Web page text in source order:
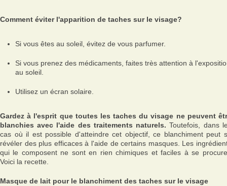
Comment éviter l'apparition de taches sur le visage?
Si vous êtes au soleil, évitez de vous parfumer.
Si vous prenez des médicaments, faites très attention à
au soleil.
Utilisez un écran solaire.
Gardez à l'esprit que toutes les taches du visage ne peuvent
blanchies avec l'aide des traitements naturels. Toutefois, dans
cas où il est possible d'atteindre cet objectif, ce blanchiment peut
révéler des plus efficaces à l'aide de certains masques. Les
qui le composent ne sont en rien chimiques et faciles à se
Voici la recette.
Masque de lait pour le blanchiment des taches sur le visage